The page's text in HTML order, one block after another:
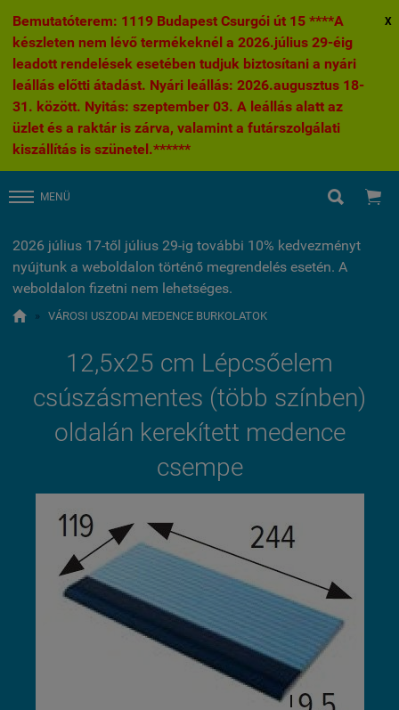
Bemutatóterem: 1119 Budapest Csurgói út 15 ****A
készleten nem lévő termékeknél a 2026.július 29-éig
leadott rendelések esetében tudjuk biztosítani a nyári
leállás előtti átadást. Nyári leállás: 2026.augusztus 18-
31. között. Nyitás: szeptember 03. A leállás alatt az
üzlet és a raktár is zárva, valamint a futárszolgálati
kiszállítás is szünetel.******
X
MENÜ  
2026 július 17-től július 29-ig további 10% kedvezményt
nyújtunk a weboldalon történő megrendelés esetén. A
weboldalon fizetni nem lehetséges.
 » VÁROSI USZODAI MEDENCE BURKOLATOK
12,5x25 cm Lépcsőelem
csúszásmentes (több színben)
oldalán kerekített medence
csempe